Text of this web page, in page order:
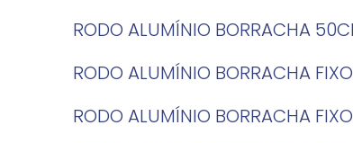
RODO ALUMÍNIO BORRACHA
RODO ALUMÍNIO BORRACHA
RODO ALUMÍNIO BORRACHA